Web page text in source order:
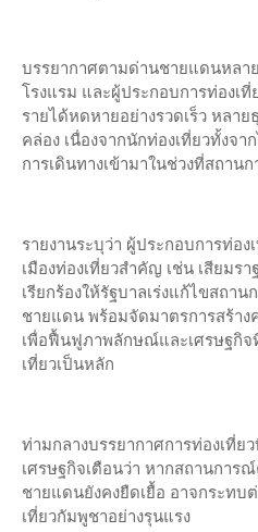
บรรยากาศตามด่านชายแดนหลาย
โรงแรม และผู้ประกอบการท่องเที่
รายได้หดหายอย่างรวดเร็ว หลา
คล่อง เนื่องจากนักท่องเที่ยวทั้งจา
การเดินทางเข้ามาในช่วงที่สถาน
รายงานระบุว่า ผู้ประกอบการท่อ
เมืองท่องเที่ยวสำคัญ เช่น เสียม
เรียกร้องให้รัฐบาลเร่งแก้ไขสถ
ชายแดน พร้อมจัดมาตรการสร้าง
เพื่อฟื้นฟูภาพลักษณ์และเศรษฐกิจ
เที่ยวเป็นหลัก
ท่ามกลางบรรยากาศการท่องเที่ย
เศรษฐกิจเตือนว่า หากสถานการ
ชายแดนยังคงยืดเยื้อ อาจกระทบ
เที่ยวกัมพูชาอย่างรุนแรง